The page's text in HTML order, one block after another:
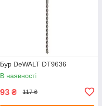
Бур DeWALT DT9636
В наявності
93 ₴ 117 ₴